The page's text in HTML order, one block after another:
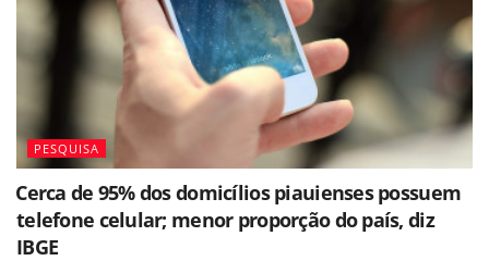
PESQUISA
⁠Cerca de 95% dos domicílios piauienses possuem
telefone celular; menor proporção do país, diz
IBGE